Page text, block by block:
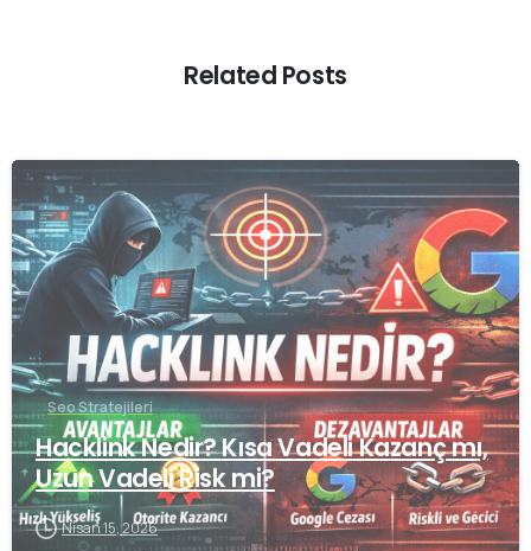
Related Posts
0
Seo Stratejileri
Hacklink Nedir? Kısa Vadeli Kazanç mı,
Uzun Vadeli Risk mi?
Nisan 15, 2026